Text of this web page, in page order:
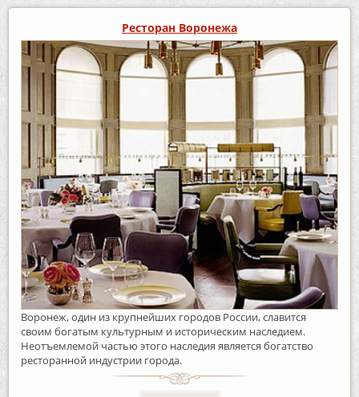
Ресторан Воронежа
Воронеж, один из крупнейших городов России, славится
своим богатым культурным и историческим наследием.
Неотъемлемой частью этого наследия является богатство
ресторанной индустрии города.